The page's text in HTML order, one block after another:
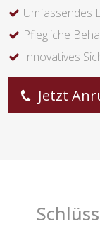
Umfassendes
Pflegliche
Innovatives
Jetzt